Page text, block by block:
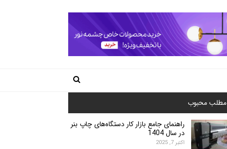
مطلب محبوب
راهنمای جامع بازار کار دستگاه‌های چاپ بنر
در سال 1404
اکتبر 7, 2025